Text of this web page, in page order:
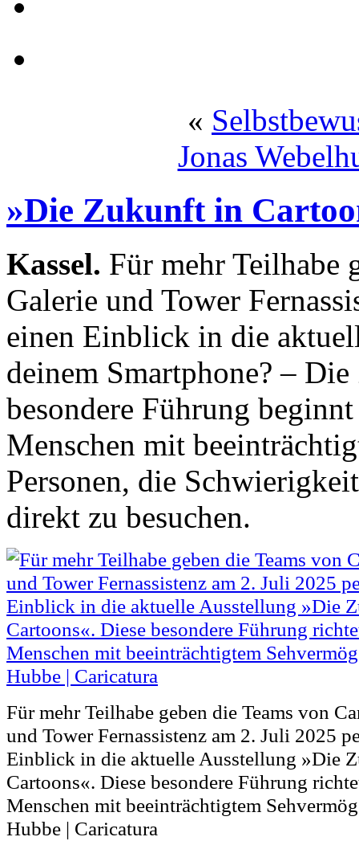
«
Jonas
»Die Zukunft in
Kassel. Für mehr Teilhabe
Galerie und Tower
einen Einblick in die
deinem Smartphone? –
besondere Führung
Menschen mit
Personen, die
direkt zu besuchen.
Für mehr Teilhabe geben die Teams von
und Tower Fernassistenz am 2. Juli 2025
Einblick in die aktuelle Ausstellung »Die
Cartoons«. Diese besondere Führung
Menschen mit beeinträchtigtem
Hubbe | Caricatura